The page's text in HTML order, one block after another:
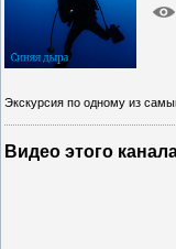
Экскурсия по одному из
Видео этого